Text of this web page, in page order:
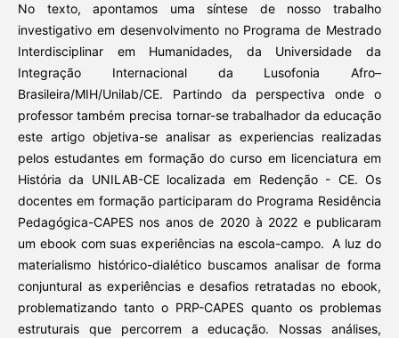
No texto, apontamos uma síntese de nosso trabalho
investigativo em desenvolvimento no Programa de Mestrado
Interdisciplinar em Humanidades, da Universidade da
Integração Internacional da Lusofonia Afro–
Brasileira/MIH/Unilab/CE. Partindo da perspectiva onde o
professor também precisa tornar-se trabalhador da educação
este artigo objetiva-se analisar as experiencias realizadas
pelos estudantes em formação do curso em licenciatura em
História da UNILAB-CE localizada em Redenção - CE. Os
docentes em formação participaram do Programa Residência
Pedagógica-CAPES nos anos de 2020 à 2022 e publicaram
um ebook com suas experiências na escola-campo. A luz do
materialismo histórico-dialético buscamos analisar de forma
conjuntural as experiências e desafios retratadas no ebook,
problematizando tanto o PRP-CAPES quanto os problemas
estruturais que percorrem a educação. Nossas análises,